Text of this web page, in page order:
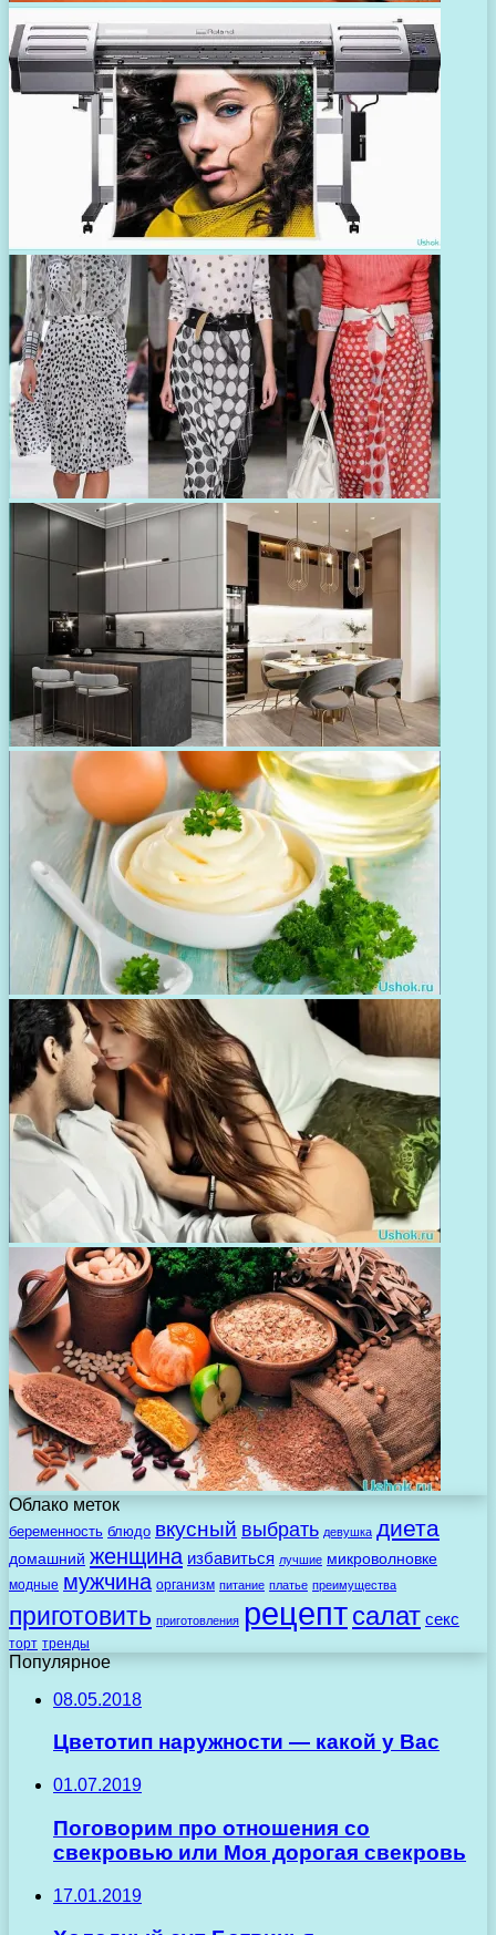
Облако меток
беременность блюдо вкусный выбрать девушка диета
домашний женщина избавиться лучшие микроволновке
модные мужчина организм питание платье преимущества
приготовить приготовления рецептсалат секс
торт тренды
Популярное
08.05.2018
Цветотип наружности — какой у Вас
01.07.2019
Поговорим про отношения со
свекровью или Моя дорогая свекровь
17.01.2019